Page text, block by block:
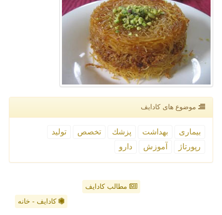
موضوع های كادایف
بیماری بهداشت پزشك تخصص
تولید
رپورتاژ
آموزش دارو
مطالب کادایف
کادایف - خانه